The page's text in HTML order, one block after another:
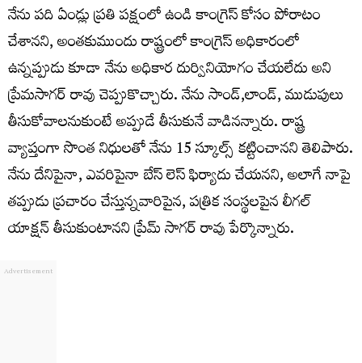
నేను పది ఏండ్లు ప్రతి పక్షంలో ఉండి కాంగ్రెస్ కోసం పోరాటం
చేశానని, అంతకుముందు రాష్ట్రంలో కాంగ్రెస్ అధికారంలో
ఉన్నప్పుడు కూడా నేను అధికార దుర్వినియోగం చేయలేదు అని
ప్రేమసాగర్ రావు చెప్పుకొచ్చారు. నేను సాండ్,లాండ్, ముడుపులు
తీసుకోవాలనుకుంటే అప్పుడే తీసుకునే వాడినన్నారు. రాష్ట్ర
వ్యాప్తంగా సొంత నిధులతో నేను 15 స్కూల్స్ కట్టించానని తెలిపారు.
నేను దేనిపైనా, ఎవరిపైనా బేస్ లెస్ ఫిర్యాదు చేయనని, అలాగే నాపై
తప్పుడు ప్రచారం చేస్తున్నవారిపైన, పత్రిక సంస్థలపైన లీగల్
యాక్షన్ తీసుకుంటానని ప్రేమ్ సాగర్ రావు పేర్కొన్నారు.